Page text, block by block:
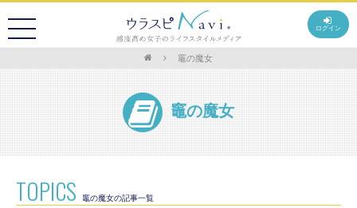
ログイン
竈の魔女
竈の魔女
TOPICS 竈の魔女の記事一覧